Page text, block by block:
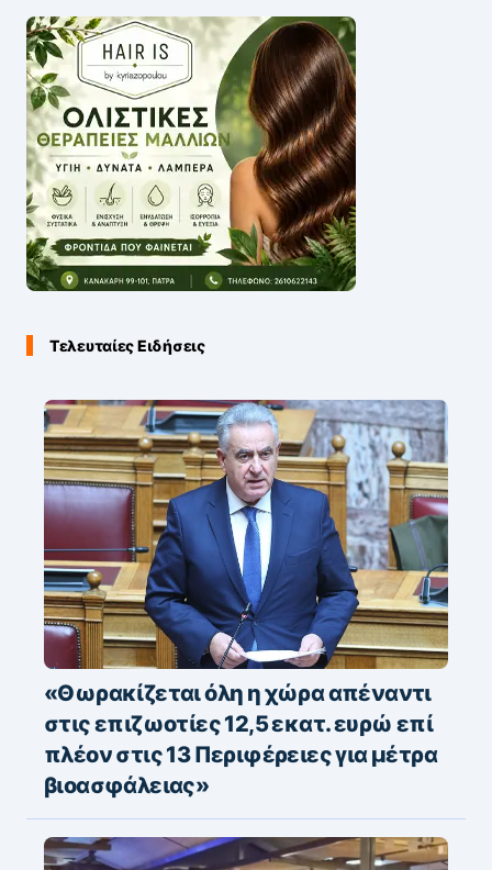
Τελευταίες Ειδήσεις
«Θωρακίζεται όλη η χώρα απέναντι
στις επιζωοτίες 12,5 εκατ. ευρώ επί
πλέον στις 13 Περιφέρειες για μέτρα
βιοασφάλειας»